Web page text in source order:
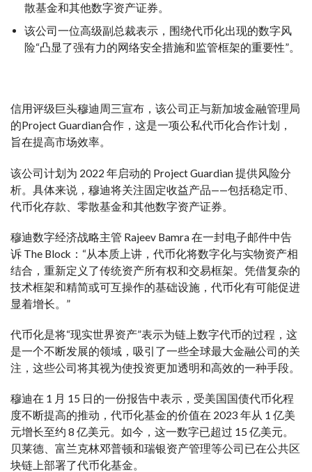
散基金和其他数字资产证券。
该公司一位高级副总裁表示，围绕代币化出现的数字风
险“凸显了强有力的网络安全措施和监管框架的重要性”。
信用评级巨头穆迪周三宣布，该公司正与新加坡金融管理局
的Project Guardian合作，这是一项公私代币化合作计划，
旨在提高市场效率。
该公司计划为 2022 年启动的 Project Guardian 提供风险分
析。具体来说，穆迪将关注固定收益产品——包括稳定币、
代币化存款、零散基金和其他数字资产证券。
穆迪数字经济战略主管 Rajeev Bamra 在一封电子邮件中告
诉 The Block：“从本质上讲，代币化将数字化与实物资产相
结合，重新定义了传统资产所有权和交易框架。凭借复杂的
技术框架和精简或可互操作的基础设施，代币化有可能促进
显着增长。”
代币化是将“现实世界资产”表示为链上数字代币的过程，这
是一个不断发展的领域，吸引了一些全球最大金融公司的关
注，这些公司将其视为使投资更加透明和高效的一种手段。
穆迪在 1 月 15 日的一份报告中表示，受美国国债代币化程
度不断提高的推动，代币化基金的价值在 2023 年从 1 亿美
元增长至约 8 亿美元。如今，这一数字已超过 15 亿美元。
贝莱德、富兰克林邓普顿和瑞银资产管理等公司已在公共区
块链上部署了代币化基金。